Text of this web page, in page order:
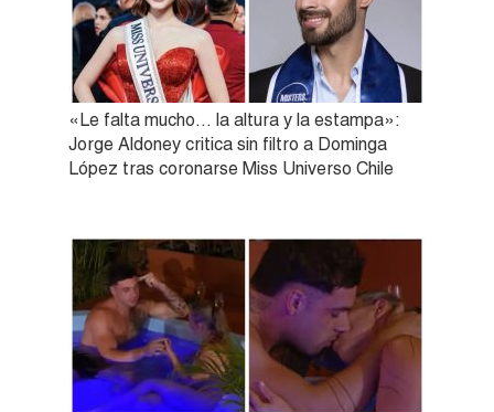
«Le falta mucho… la altura y la estampa»:
Jorge Aldoney critica sin filtro a Dominga
López tras coronarse Miss Universo Chile